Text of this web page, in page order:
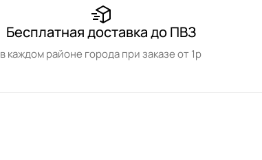
Бесплатная доставка до ПВЗ
в каждом районе города при заказе от 1р